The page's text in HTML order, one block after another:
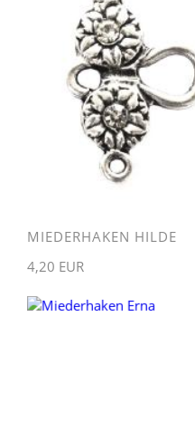
MIEDERHAKEN HILDE
4,20 EUR